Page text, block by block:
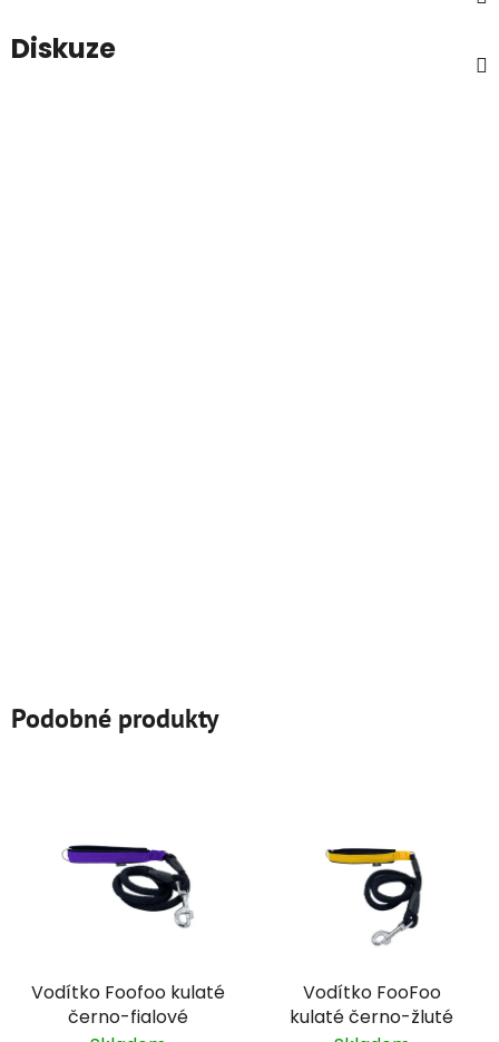
Diskuze
Podobné produkty
Vodítko Foofoo kulaté
černo-fialové
Vodítko FooFoo
kulaté černo-žluté